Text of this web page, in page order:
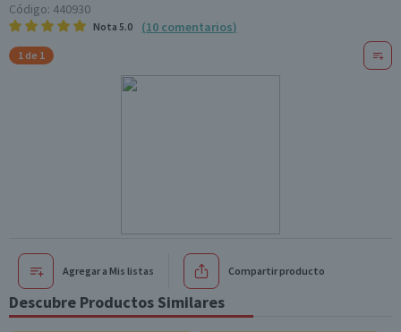
Código: 440930
Nota 5.0 (10 comentarios)
1 de 1
Agregar a Mis listas Compartir producto
Descubre Productos Similares